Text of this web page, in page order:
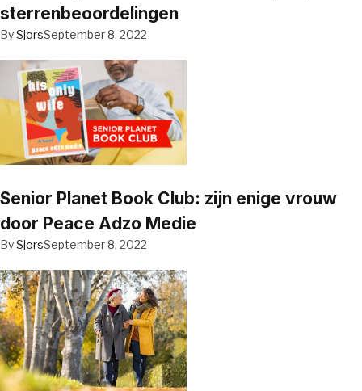
sterrenbeoordelingen
BySjorsSeptember 8, 2022
Senior Planet Book Club: zijn enige vrouw
door Peace Adzo Medie
BySjorsSeptember 8, 2022